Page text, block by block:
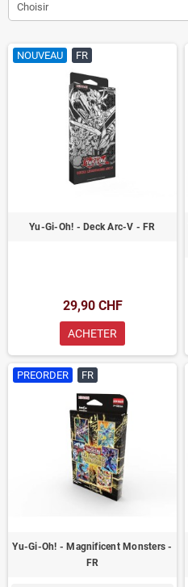
Choisir
FR
NOUVEAU
Yu-Gi-Oh! - Deck Arc-V - FR
29,90 CHF
ACHETER
PREORDER FR
Yu-Gi-Oh! - Magnificent Monsters -
FR